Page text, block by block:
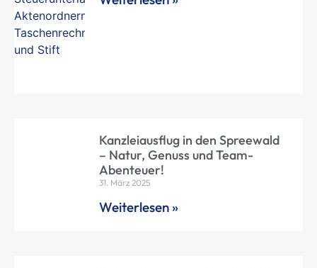
Kanzleiausflug in den Spreewald
– Natur, Genuss und Team-
Abenteuer!
31. März 2025
Weiterlesen »